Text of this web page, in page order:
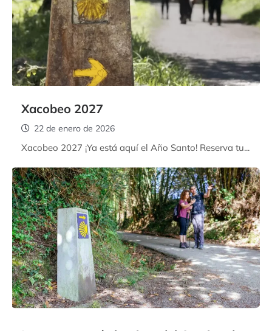
Xacobeo 2027
22 de enero de 2026
Xacobeo 2027 ¡Ya está aquí el Año Santo! Reserva tu...